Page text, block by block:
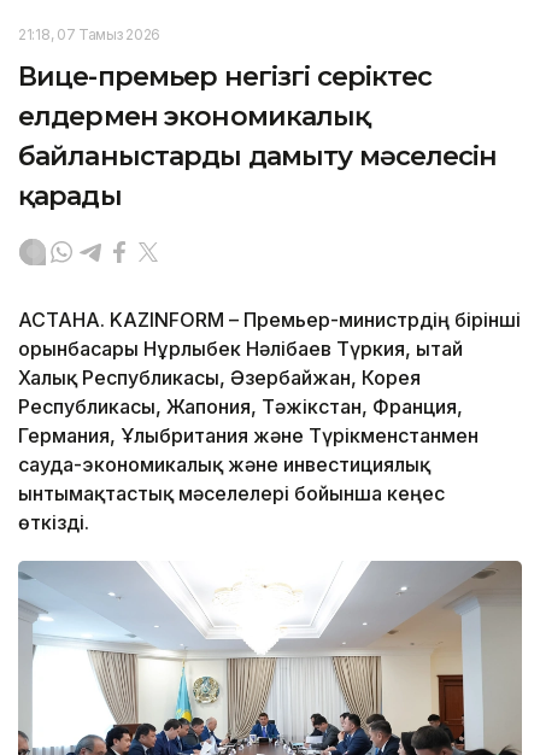
21:18, 07 Тамыз 2026
Вице-премьер негізгі серіктес
елдермен экономикалық
байланыстарды дамыту мәселесін
қарады
АСТАНА. KAZINFORM – Премьер-министрдің бірінші
орынбасары Нұрлыбек Нәлібаев Түркия, Қытай
Халық Республикасы, Әзербайжан, Корея
Республикасы, Жапония, Тәжікстан, Франция,
Германия, Ұлыбритания және Түрікменстанмен
сауда-экономикалық және инвестициялық
ынтымақтастық мәселелері бойынша кеңес
өткізді.